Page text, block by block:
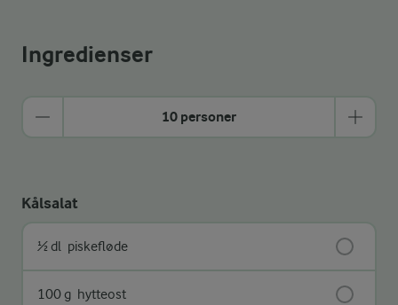
Ingredienser
10 personer
Kålsalat
½ dl piskefløde
100 g hytteost